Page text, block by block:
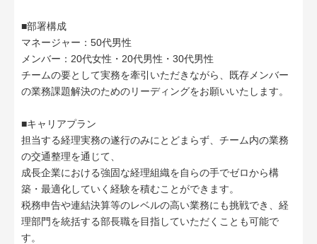
■部署構成
マネージャー：50代男性
メンバー：20代女性・20代男性・30代男性
チームの要として実務を牽引いただきながら、既存メンバー
の業務課題解決のためのリーディングをお願いいたします。
■キャリアプラン
担当する経理実務の遂行のみにとどまらず、チーム内の業務
の交通整理を通じて、
成長企業における強固な経理組織を自らの手でゼロから構
築・最適化していく経験を積むことができます。
税務申告や連結決算等のレベルの高い業務にも挑戦でき、経
理部門を統括する部長職を目指していただくことも可能で
す。